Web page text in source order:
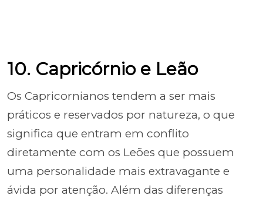
10. Capricórnio e Leão
Os Capricornianos tendem a ser mais
práticos e reservados por natureza, o que
significa que entram em conflito
diretamente com os Leões que possuem
uma personalidade mais extravagante e
ávida por atenção. Além das diferenças